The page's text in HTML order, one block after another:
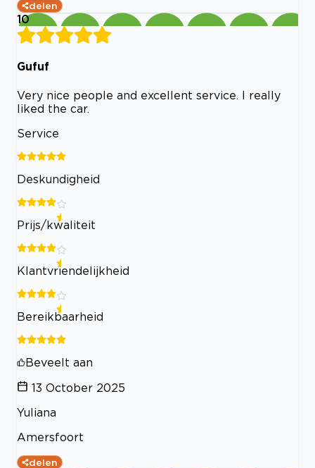
delen
10
Gufuf
Very nice people and excellent service. I really
liked the car.
Service
Deskundigheid
Prijs/kwaliteit
Klantvriendelijkheid
Bereikbaarheid
Beveelt aan
13 October 2025
Yuliana
Amersfoort
delen